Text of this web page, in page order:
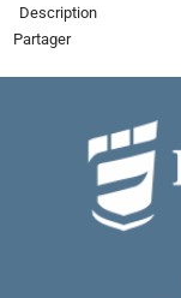
Description
Partager